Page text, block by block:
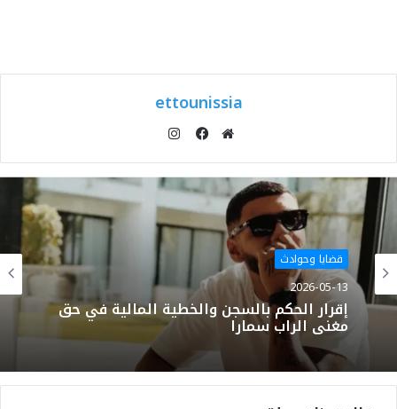
ettounissia
الويب
قضايا وحوادث
2026-05-13
إقرار الحكم بالسجن والخطية المالية في حق
مغني الراب سمارا